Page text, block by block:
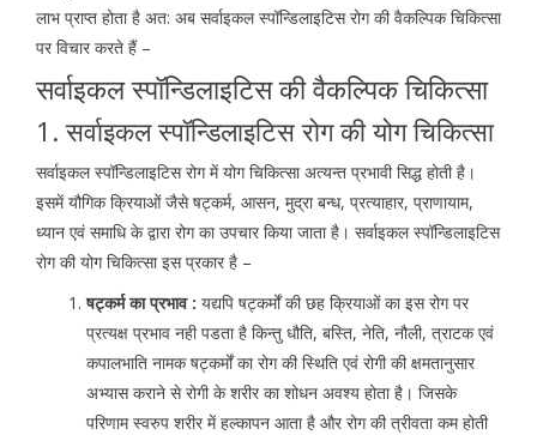
लाभ प्राप्त होता है अत: अब सर्वाइकल स्पॉन्डिलाइटिस रोग की वैकल्पिक चिकित्सा
पर विचार करते हैं –
सर्वाइकल स्पॉन्डिलाइटिस की वैकल्पिक चिकित्सा
1. सर्वाइकल स्पॉन्डिलाइटिस रोग की योग चिकित्सा
सर्वाइकल स्पॉन्डिलाइटिस रोग में योग चिकित्सा अत्यन्त प्रभावी सिद्ध होती है।
इसमें यौगिक क्रियाओं जैसे षट्कर्म, आसन, मुद्रा बन्ध, प्रत्याहार, प्राणायाम,
ध्यान एवं समाधि के द्वारा रोग का उपचार किया जाता है। सर्वाइकल स्पॉन्डिलाइटिस
रोग की योग चिकित्सा इस प्रकार है –
षट्कर्म का प्रभाव : यद्यपि षट्कर्मों की छह क्रियाओं का इस रोग पर
प्रत्यक्ष प्रभाव नही पडता है किन्तु धौति, बस्ति, नेति, नौली, त्राटक एवं
कपालभाति नामक षट्कर्मों का रोग की स्थिति एवं रोगी की क्षमतानुसार
अभ्यास कराने से रोगी के शरीर का शोधन अवश्य होता है। जिसके
परिणाम स्वरुप शरीर में हल्कापन आता है और रोग की त्रीवता कम होती